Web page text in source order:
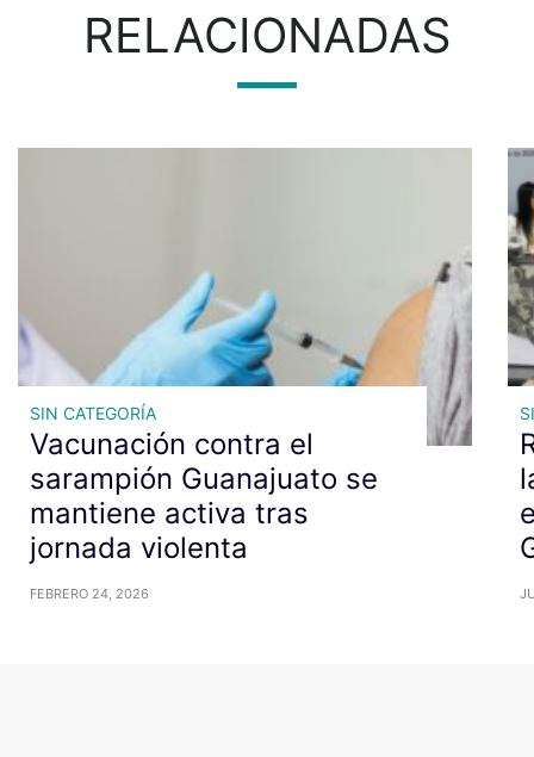
RELACIONADAS
SIN CATEGORÍA
Vacunación contra el
sarampión Guanajuato se
mantiene activa tras
jornada violenta
FEBRERO 24, 2026